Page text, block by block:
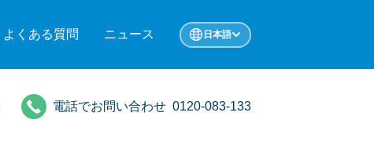
よくある質問 ニュース 日本語
電話でお問い合わせ 0120-083-133